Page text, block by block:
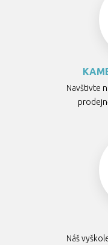
Navštivte
Náš